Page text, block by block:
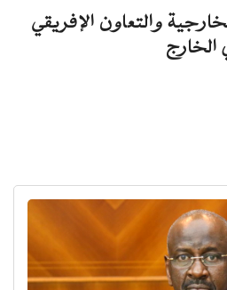
والتعاون الإفريقي
الخارج